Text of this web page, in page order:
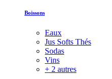
Boissons
Eaux
Jus Softs Thés
Sodas
Vins
+ 2 autres